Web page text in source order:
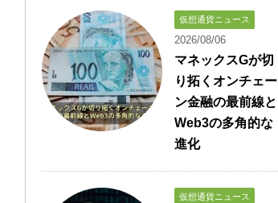
仮想通貨ニュース
2026/08/06
マネックスGが切
り拓くオンチェー
ン金融の最前線と
Web3の多角的な
進化
仮想通貨ニュース